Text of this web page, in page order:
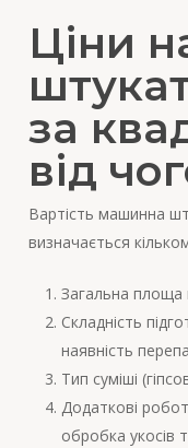
Ціни
за
від
Вартість машинна
визначається
Загальна площа
Складність
наявність
Тип суміші
Додаткові
обробка укосів